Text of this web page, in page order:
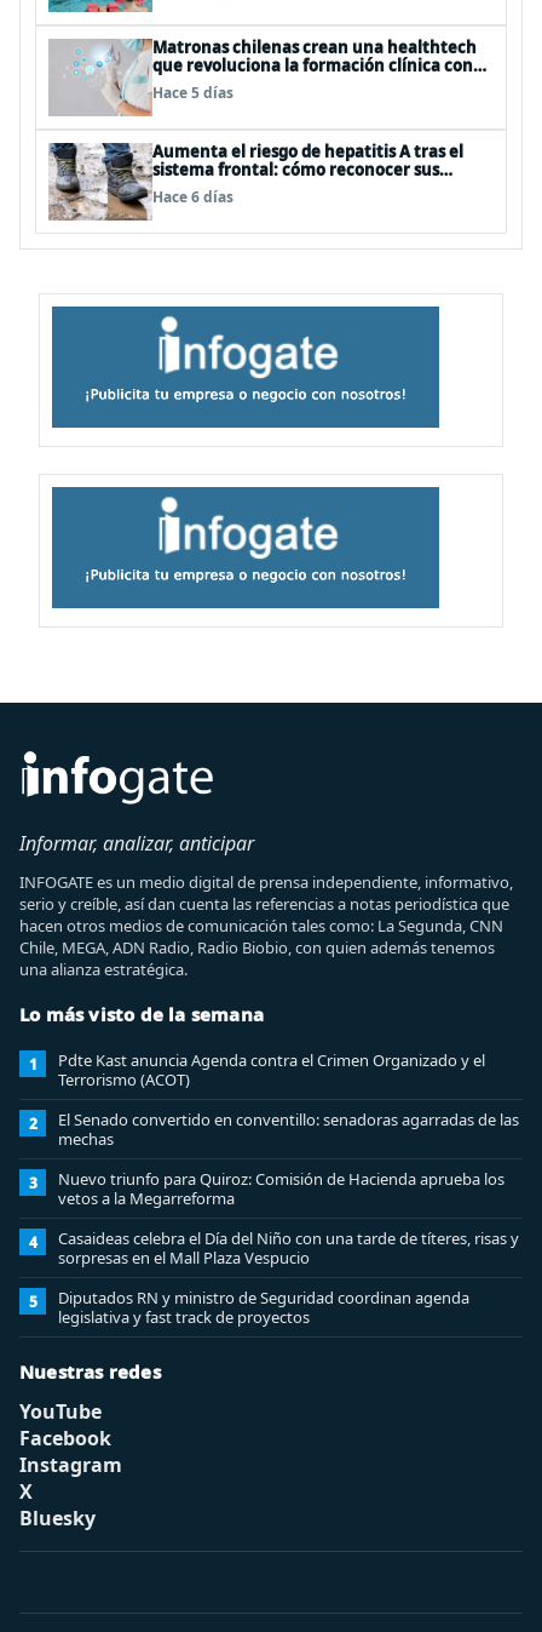
Matronas chilenas crean una healthtech
que revoluciona la formación clínica con
simuladores inteligentes
Hace 5 días
Aumenta el riesgo de hepatitis A tras el
sistema frontal: cómo reconocer sus
síntomas y evitar el contagio
Hace 6 días
Informar, analizar, anticipar
INFOGATE es un medio digital de prensa independiente, informativo,
serio y creíble, así dan cuenta las referencias a notas periodística que
hacen otros medios de comunicación tales como: La Segunda, CNN
Chile, MEGA, ADN Radio, Radio Biobio, con quien además tenemos
una alianza estratégica.
Lo más visto de la semana
1
Pdte Kast anuncia Agenda contra el Crimen Organizado y el
Terrorismo (ACOT)
2
El Senado convertido en conventillo: senadoras agarradas de las
mechas
3
Nuevo triunfo para Quiroz: Comisión de Hacienda aprueba los
vetos a la Megarreforma
4
Casaideas celebra el Día del Niño con una tarde de títeres, risas y
sorpresas en el Mall Plaza Vespucio
5
Diputados RN y ministro de Seguridad coordinan agenda
legislativa y fast track de proyectos
Nuestras redes
YouTube
Facebook
Instagram
X
Bluesky